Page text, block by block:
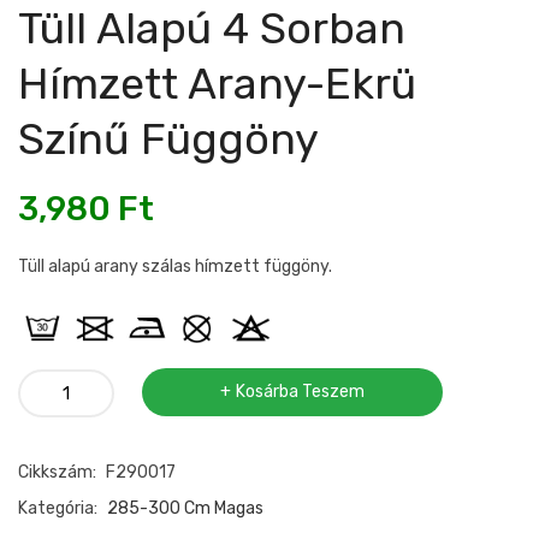
Tüll Alapú 4 Sorban
Hímzett Arany-Ekrü
Színű Függöny
3,980 Ft
Tüll alapú arany szálas hímzett függöny.
sorban
hímzett
Kosárba Teszem
Cikkszám:
F290017
Kategória: 285-300 Cm Magas